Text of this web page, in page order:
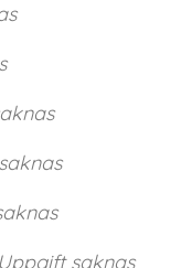
Uppgift saknas